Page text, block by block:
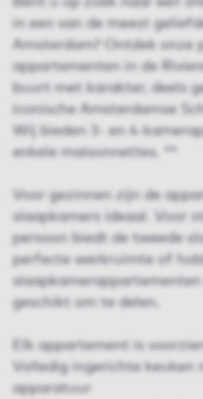
in een van de meest
Amsterdam? Ontdek onze
appartementen in de
buurt met karakter, deels
iconische Amsterdamse
Wij bieden 3- en 4-
enkele maisonnettes. **
Voor gezinnen zijn de
slaapkamers ideaal. Voor
persoon biedt de tweede
perfecte werkruimte of
slaapkamerappartementen
geschikt om te delen.
Elk appartement is
Volledig ingerichte keuken
apparatuur